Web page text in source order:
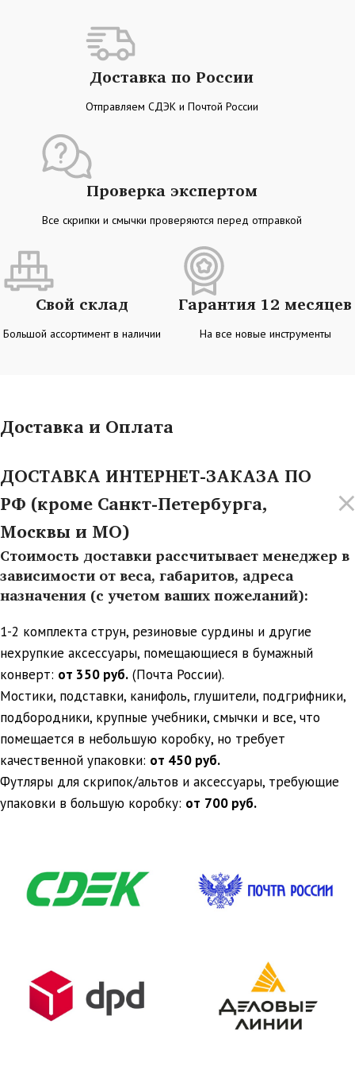
Доставка по России
Отправляем СДЭК и Почтой России
Проверка экспертом
Все скрипки и смычки проверяются перед отправкой
Свой склад
Большой ассортимент в наличии
Гарантия 12 месяцев
На все новые инструменты
Доставка и Оплата
ДОСТАВКА ИНТЕРНЕТ-ЗАКАЗА ПО
РФ (кроме Санкт-Петербурга,
Москвы и МО)
Стоимость доставки рассчитывает менеджер в
зависимости от веса, габаритов, адреса
назначения (с учетом ваших пожеланий):
1-2 комплекта струн, резиновые сурдины и другие
нехрупкие аксессуары, помещающиеся в бумажный
конверт: от 350 руб. (Почта России).
Мостики, подставки, канифоль, глушители, подгрифники,
подбородники, крупные учебники, смычки и все, что
помещается в небольшую коробку, но требует
качественной упаковки: от 450 руб.
Футляры для скрипок/альтов и аксессуары, требующие
упаковки в большую коробку: от 700 руб.